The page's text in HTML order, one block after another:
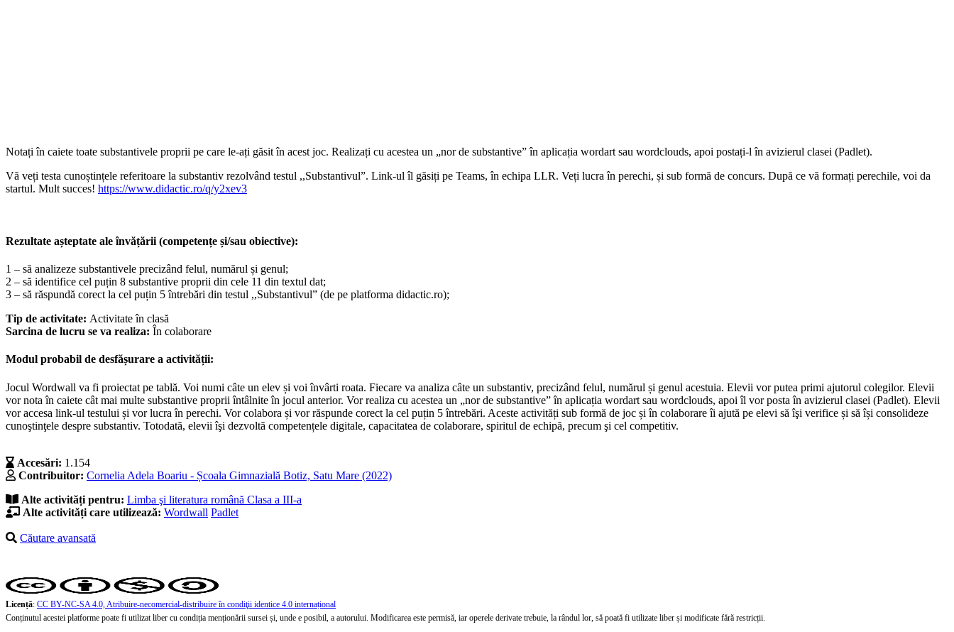
Notați în caiete toate substantivele proprii pe care le-ați găsit în acest joc. Realizați cu acestea un „nor de substantive” în aplicația wordart sau wordclouds, apoi postați-l în avizierul clasei (Padlet).
Vă veți testa cunoștințele referitoare la substantiv rezolvând testul ,,Substantivul”. Link-ul îl găsiți pe Teams, în echipa LLR. Veți lucra în perechi, și sub formă de concurs. După ce vă formați perechile, voi da
startul. Mult succes! https://www.didactic.ro/q/y2xev3
Rezultate așteptate ale învățării (competențe și/sau obiective):
1 – să analizeze substantivele precizând felul, numărul și genul;
2 – să identifice cel puțin 8 substantive proprii din cele 11 din textul dat;
3 – să răspundă corect la cel puțin 5 întrebări din testul ,,Substantivul” (de pe platforma didactic.ro);
Tip de activitate: Activitate în clasă
Sarcina de lucru se va realiza: În colaborare
Modul probabil de desfășurare a activității:
Jocul Wordwall va fi proiectat pe tablă. Voi numi câte un elev și voi învârti roata. Fiecare va analiza câte un substantiv, precizând felul, numărul și genul acestuia. Elevii vor putea primi ajutorul colegilor. Elevii
vor nota în caiete cât mai multe substantive proprii întâlnite în jocul anterior. Vor realiza cu acestea un „nor de substantive” în aplicația wordart sau wordclouds, apoi îl vor posta în avizierul clasei (Padlet). Elevii
vor accesa link-ul testului și vor lucra în perechi. Vor colabora și vor răspunde corect la cel puțin 5 întrebări. Aceste activități sub formă de joc și în colaborare îi ajută pe elevi să îşi verifice și să își consolideze
cunoştinţele despre substantiv. Totodată, elevii îşi dezvoltă competențele digitale, capacitatea de colaborare, spiritul de echipă, precum şi cel competitiv.
Accesări: 1.154
Contribuitor: Cornelia Adela Boariu - Școala Gimnazială Botiz, Satu Mare (2022)
Alte activități pentru: Limba şi literatura română Clasa a III-a
Alte activități care utilizează: Wordwall Padlet
Căutare avansată
Licență: CC BY-NC-SA 4.0, Atribuire-necomercial-distribuire în condiţii identice 4.0 internațional
Conținutul acestei platforme poate fi utilizat liber cu condiția menționării sursei și, unde e posibil, a autorului. Modificarea este permisă, iar operele derivate trebuie, la rândul lor, să poată fi utilizate liber și modificate fără restricții.